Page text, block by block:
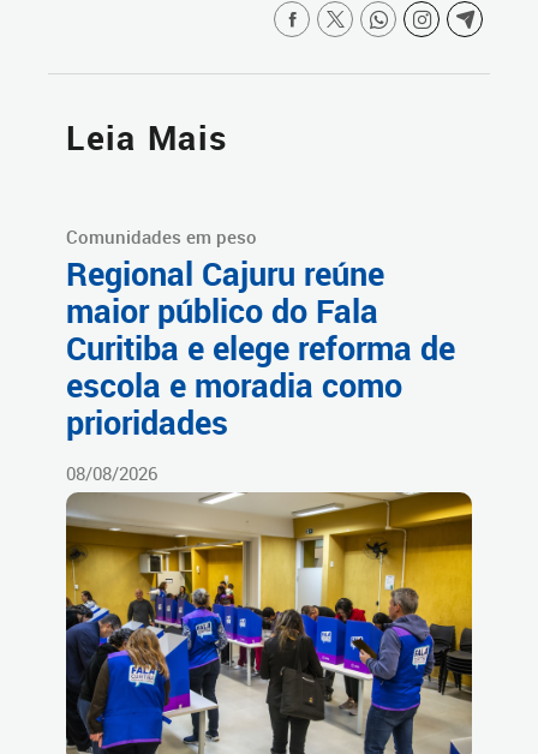
Leia Mais
Comunidades em peso
Regional Cajuru reúne
maior público do Fala
Curitiba e elege reforma de
escola e moradia como
prioridades
08/08/2026